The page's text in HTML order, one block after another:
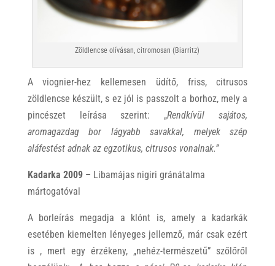
Zöldlencse olívásan, citromosan (Biarritz)
A viognier-hez kellemesen üdítő, friss, citrusos
zöldlencse készült, s ez jól is passzolt a borhoz, mely a
pincészet leírása szerint: „Rendkívül sajátos,
aromagazdag bor lágyabb savakkal, melyek szép
aláfestést adnak az egzotikus, citrusos vonalnak.”
Kadarka 2009 – Libamájas nigiri gránátalma
mártogatóval
A borleírás megadja a klónt is, amely a kadarkák
esetében kiemelten lényeges jellemző, már csak ezért
is , mert egy érzékeny, „nehéz-természetű” szőlőről